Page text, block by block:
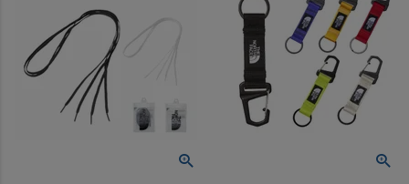
検索
商品が見つからない方はこちら